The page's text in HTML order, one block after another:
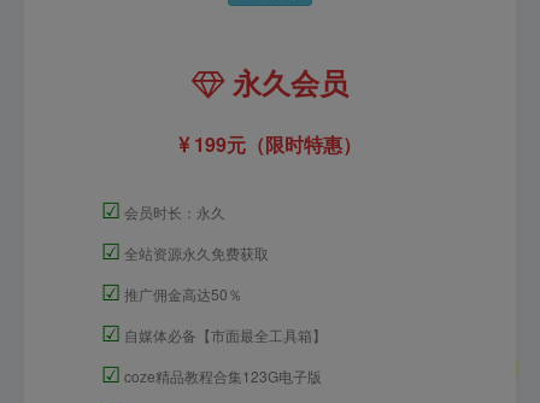
永久会员
199元（限时特惠）
☑ 会员时长：永久
☑ 全站资源永久免费获取
☑ 推广佣金高达50％
☑ 自媒体必备【市面最全工具箱】
☑ coze精品教程合集123G电子版